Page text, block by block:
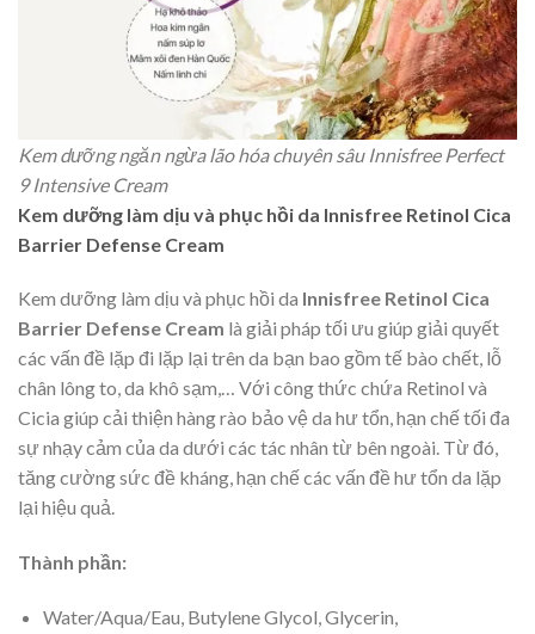
Kem dưỡng ngăn ngừa lão hóa chuyên sâu Innisfree Perfect
9 Intensive Cream
Kem dưỡng làm dịu và phục hồi da Innisfree Retinol Cica
Barrier Defense Cream
Kem dưỡng làm dịu và phục hồi da Innisfree Retinol Cica
Barrier Defense Cream là giải pháp tối ưu giúp giải quyết
các vấn đề lặp đi lặp lại trên da bạn bao gồm tế bào chết, lỗ
chân lông to, da khô sạm,… Với công thức chứa Retinol và
Cicia giúp cải thiện hàng rào bảo vệ da hư tổn, hạn chế tối đa
sự nhạy cảm của da dưới các tác nhân từ bên ngoài. Từ đó,
tăng cường sức đề kháng, hạn chế các vấn đề hư tổn da lặp
lại hiệu quả.
Thành phần:
Water/Aqua/Eau, Butylene Glycol, Glycerin,